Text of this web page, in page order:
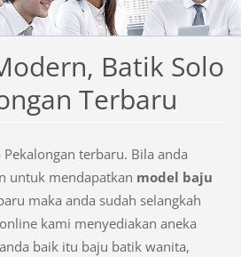
Batik Solo
Terbaru
terbaru. Bila anda
untuk mendapatkan model baju
maka anda sudah selangkah
kami menyediakan aneka
baik itu baju batik wanita,